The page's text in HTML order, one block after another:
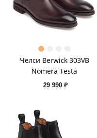
Челси Berwick 303VB
Nomera Testa
29 990 ₽